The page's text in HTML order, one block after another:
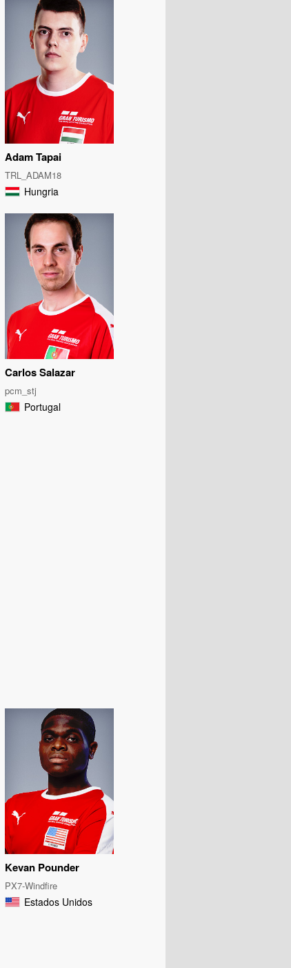
Adam Tapai
TRL_ADAM18
Hungria
Carlos Salazar
pcm_stj
Portugal
Kevan Pounder
PX7-Windfire
Estados Unidos